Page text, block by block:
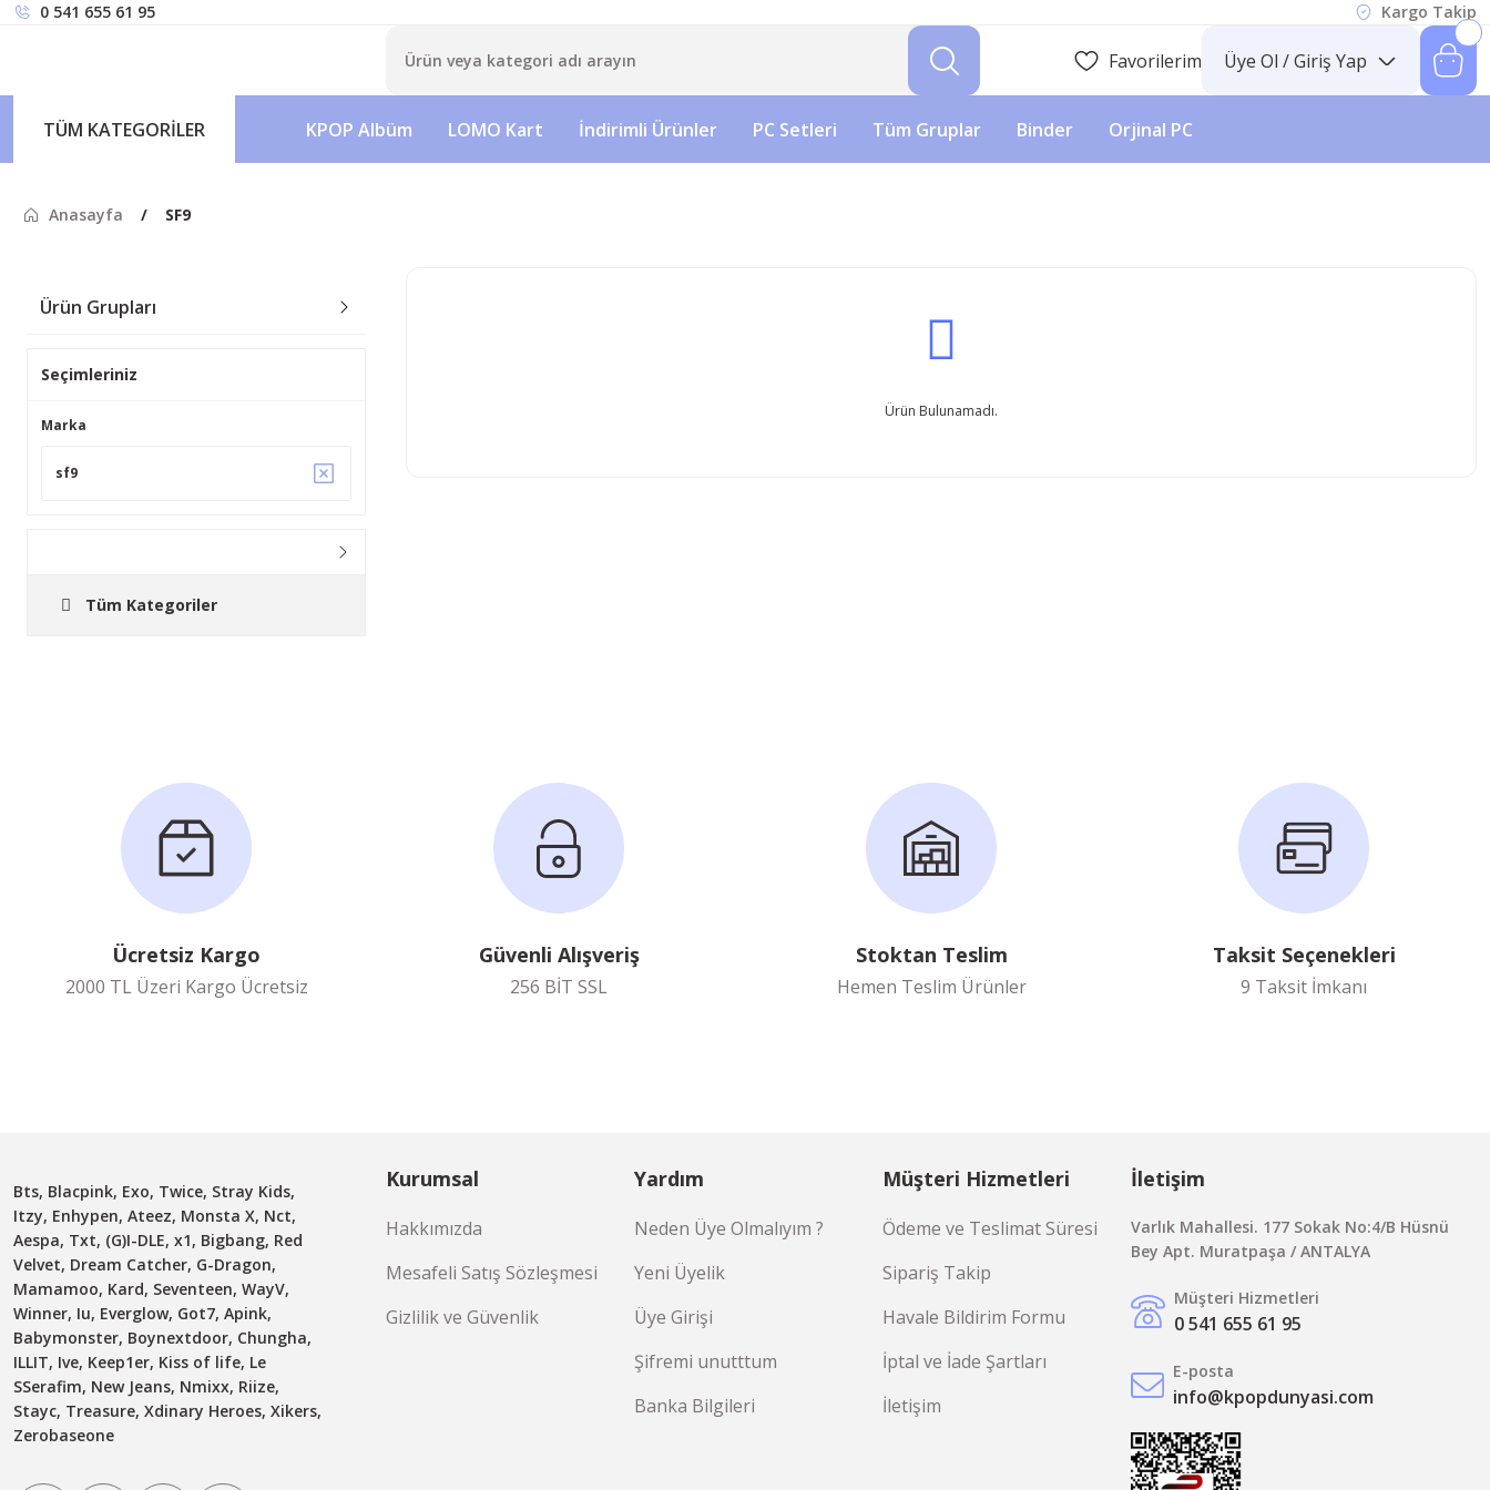
0 541 655 61 95 Kargo Takip
Favorilerim Üye Ol / Giriş Yap
TÜM KATEGORİLER KPOP Albüm LOMO Kart İndirimli Ürünler PC Setleri Tüm Gruplar Binder Orjinal PC
Anasayfa SF9
Ürün Grupları
Seçimleriniz
Marka
sf9
Tüm Kategoriler
Ürün Bulunamadı.
Ücretsiz Kargo
2000 TL Üzeri Kargo Ücretsiz
Güvenli Alışveriş
256 BİT SSL
Stoktan Teslim
Hemen Teslim Ürünler
Taksit Seçenekleri
9 Taksit İmkanı
Bts, Blacpink, Exo, Twice, Stray Kids,
Itzy, Enhypen, Ateez, Monsta X, Nct,
Aespa, Txt, (G)I-DLE, x1, Bigbang, Red
Velvet, Dream Catcher, G-Dragon,
Mamamoo, Kard, Seventeen, WayV,
Winner, Iu, Everglow, Got7, Apink,
Babymonster, Boynextdoor, Chungha,
ILLIT, Ive, Keep1er, Kiss of life, Le
SSerafim, New Jeans, Nmixx, Riize,
Stayc, Treasure, Xdinary Heroes, Xikers,
Zerobaseone
Kurumsal
Hakkımızda
Mesafeli Satış Sözleşmesi
Gizlilik ve Güvenlik
Yardım
Neden Üye Olmalıyım ?
Yeni Üyelik
Üye Girişi
Şifremi unutttum
Banka Bilgileri
Müşteri Hizmetleri
Ödeme ve Teslimat Süresi
Sipariş Takip
Havale Bildirim Formu
İptal ve İade Şartları
İletişim
İletişim
Varlık Mahallesi. 177 Sokak No:4/B Hüsnü
Bey Apt. Muratpaşa / ANTALYA
Müşteri Hizmetleri
0 541 655 61 95
E-posta
info@kpopdunyasi.com